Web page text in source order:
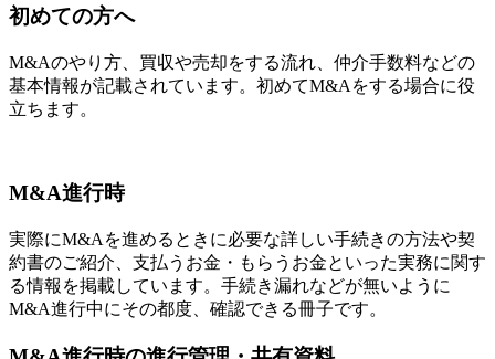
初めての方へ
M&Aのやり方、買収や売却をする流れ、仲介手数料などの
基本情報が記載されています。初めてM&Aをする場合に役
立ちます。
M&A進行時
実際にM&Aを進めるときに必要な詳しい手続きの方法や契
約書のご紹介、支払うお金・もらうお金といった実務に関す
る情報を掲載しています。手続き漏れなどが無いように
M&A進行中にその都度、確認できる冊子です。